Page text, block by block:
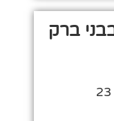
בני ברק 12 בבני ברק